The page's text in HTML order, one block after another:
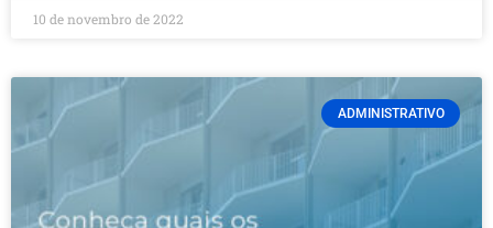
10 de novembro de 2022
ADMINISTRATIVO